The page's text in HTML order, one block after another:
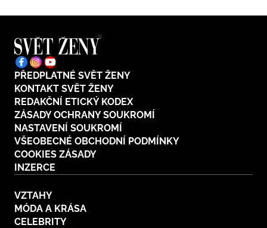
PŘEDPLATNÉ SVĚT ŽENY
KONTAKT SVĚT ŽENY
REDAKČNÍ ETICKÝ KODEX
ZÁSADY OCHRANY SOUKROMÍ
NASTAVENÍ SOUKROMÍ
VŠEOBECNÉ OBCHODNÍ PODMÍNKY
COOKIES ZÁSADY
INZERCE
VZTAHY
MÓDA A KRÁSA
CELEBRITY